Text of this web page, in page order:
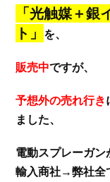
「光触媒＋
ト」 を、
販売中ですが、
予想外の売れ行き
ました、
電動スプレーガ
輸入商社→弊社全